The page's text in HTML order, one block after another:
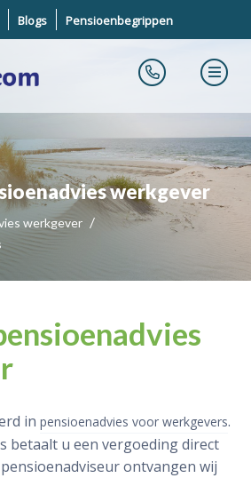
Blogs Pensioenbegrippen
werkgever
werkgever
in pensioenadvies voor werkgevers.
betaalt u een vergoeding direct
ontvangen wij